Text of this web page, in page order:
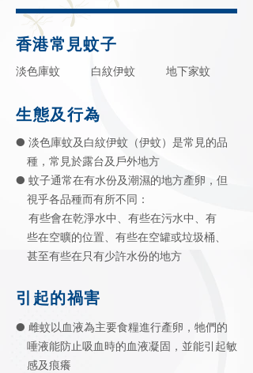
香港常見蚊子
淡色庫蚊 白紋伊蚊 地下家蚊
生態及行為
● 淡色庫蚊及白紋伊蚊（伊蚊）是常見的品
種，常見於露台及戶外地方
● 蚊子通常在有水份及潮濕的地方產卵，但
視乎各品種而有所不同：
有些會在乾淨水中、有些在污水中、有
些在空曠的位置、有些在空罐或垃圾桶、
甚至有些在只有少許水份的地方
引起的禍害
● 雌蚊以血液為主要食糧進行產卵，牠們的
唾液能防止吸血時的血液凝固，並能引起敏
感及痕癢